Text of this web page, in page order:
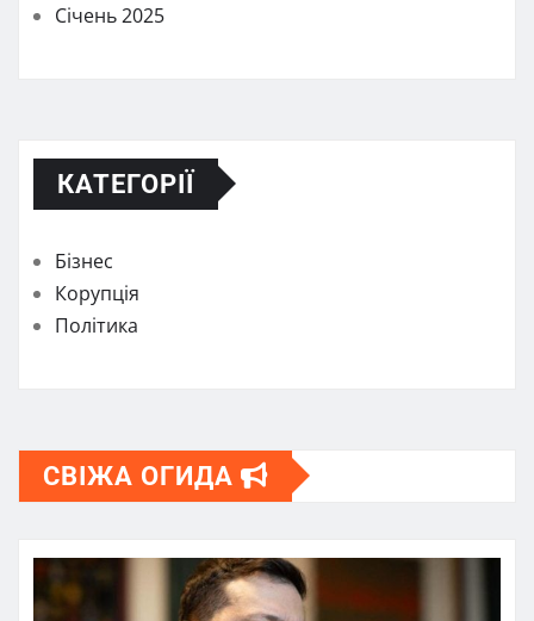
Січень 2025
КАТЕГОРІЇ
Бізнес
Корупція
Політика
СВІЖА ОГИДА